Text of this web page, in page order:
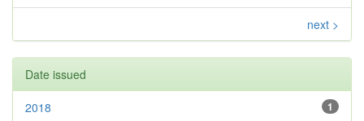
next >
Date issued
1
2018